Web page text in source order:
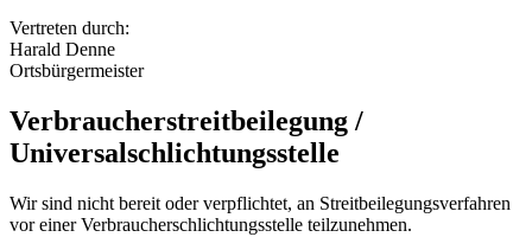
Vertreten durch:
Harald Denne
Ortsbürgermeister
Verbraucherstreitbeilegung /
Universalschlichtungsstelle
Wir sind nicht bereit oder verpflichtet, an Streitbeilegungsverfahren
vor einer Verbraucherschlichtungsstelle teilzunehmen.